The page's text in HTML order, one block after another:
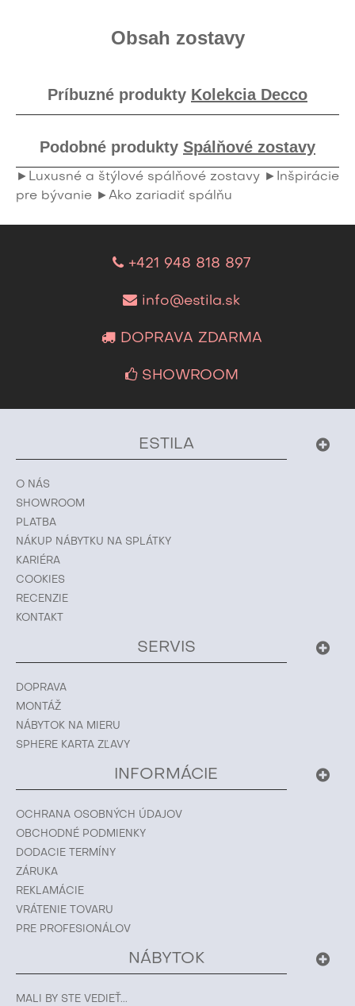
Obsah zostavy
Príbuzné produkty Kolekcia Decco
Podobné produkty Spálňové zostavy
►Luxusné a štýlové spálňové zostavy ►Inšpirácie
pre bývanie ►Ako zariadiť spálňu
+421 948 818 897
info@estila.sk
DOPRAVA ZDARMA
SHOWROOM
ESTILA
O NÁS
SHOWROOM
PLATBA
NÁKUP NÁBYTKU NA SPLÁTKY
KARIÉRA
COOKIES
RECENZIE
KONTAKT
SERVIS
DOPRAVA
MONTÁŽ
NÁBYTOK NA MIERU
SPHERE KARTA ZĽAVY
INFORMÁCIE
OCHRANA OSOBNÝCH ÚDAJOV
OBCHODNÉ PODMIENKY
DODACIE TERMÍNY
ZÁRUKA
REKLAMÁCIE
VRÁTENIE TOVARU
PRE PROFESIONÁLOV
NÁBYTOK
MALI BY STE VEDIEŤ...